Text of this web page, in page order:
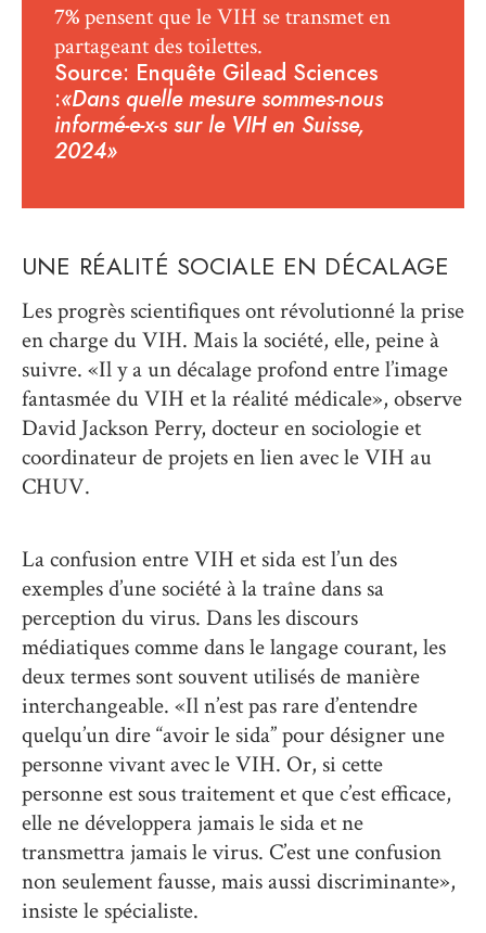
7%pensent que le VIH se transmet en
partageant des toilettes.
Source: Enquête Gilead Sciences
:«Dans quelle mesure sommes-nous
informé-e-x-s sur le VIH en Suisse,
2024»
UNE RÉALITÉ SOCIALE EN DÉCALAGE
Les progrès scientifiques ont révolutionné la prise
en charge du VIH. Mais la société, elle, peine à
suivre. «Il y a un décalage profond entre l’image
fantasmée du VIH et la réalité médicale», observe
David Jackson Perry, docteur en sociologie et
coordinateur de projets en lien avec le VIH au
CHUV.
La confusion entre VIH et sida est l’un des
exemples d’une société à la traîne dans sa
perception du virus. Dans les discours
médiatiques comme dans le langage courant, les
deux termes sont souvent utilisés de manière
interchangeable. «Il n’est pas rare d’entendre
quelqu’un dire “avoir le sida” pour désigner une
personne vivant avec le VIH. Or, si cette
personne est sous traitement et que c’est efficace,
elle ne développera jamais le sida et ne
transmettra jamais le virus. C’est une confusion
non seulement fausse, mais aussi discriminante»,
insiste le spécialiste.